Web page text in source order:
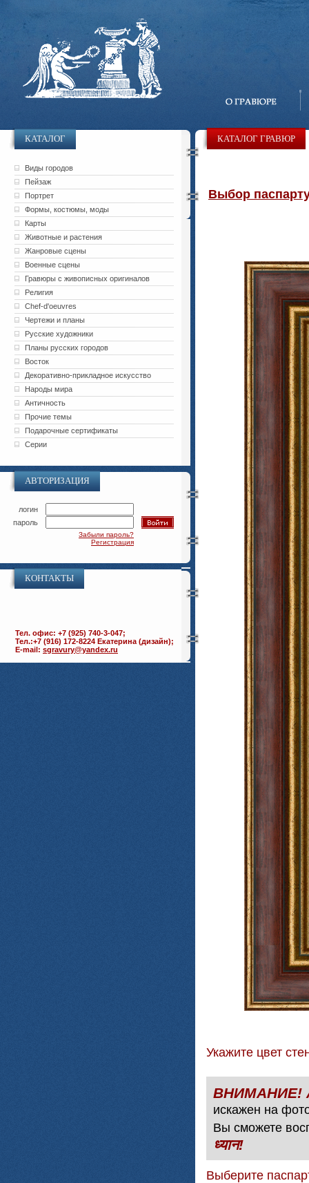
КАТАЛОГ
Виды городов
Пейзаж
Портрет
Формы, костюмы, моды
Карты
Животные и растения
Жанровые сцены
Военные сцены
Гравюры с живописных оригиналов
Религия
Chef-d'oeuvres
Чертежи и планы
Русские художники
Планы русских городов
Восток
Декоративно-прикладное искусство
Народы мира
Античность
Прочие темы
Подарочные сертификаты
Серии
АВТОРИЗАЦИЯ
логин
пароль
Забыли пароль?
Регистрация
КОНТАКТЫ
Тел. офис: +7 (925) 740-3-047;
Тел.:+7 (916) 172-8224 Екатерина (дизайн);
E-mail: sgravury@yandex.ru
КАТАЛОГ ГРАВЮР
Выбор
Укажите цвет
искажен на
Вы сможете
ध्यान!
Выберите